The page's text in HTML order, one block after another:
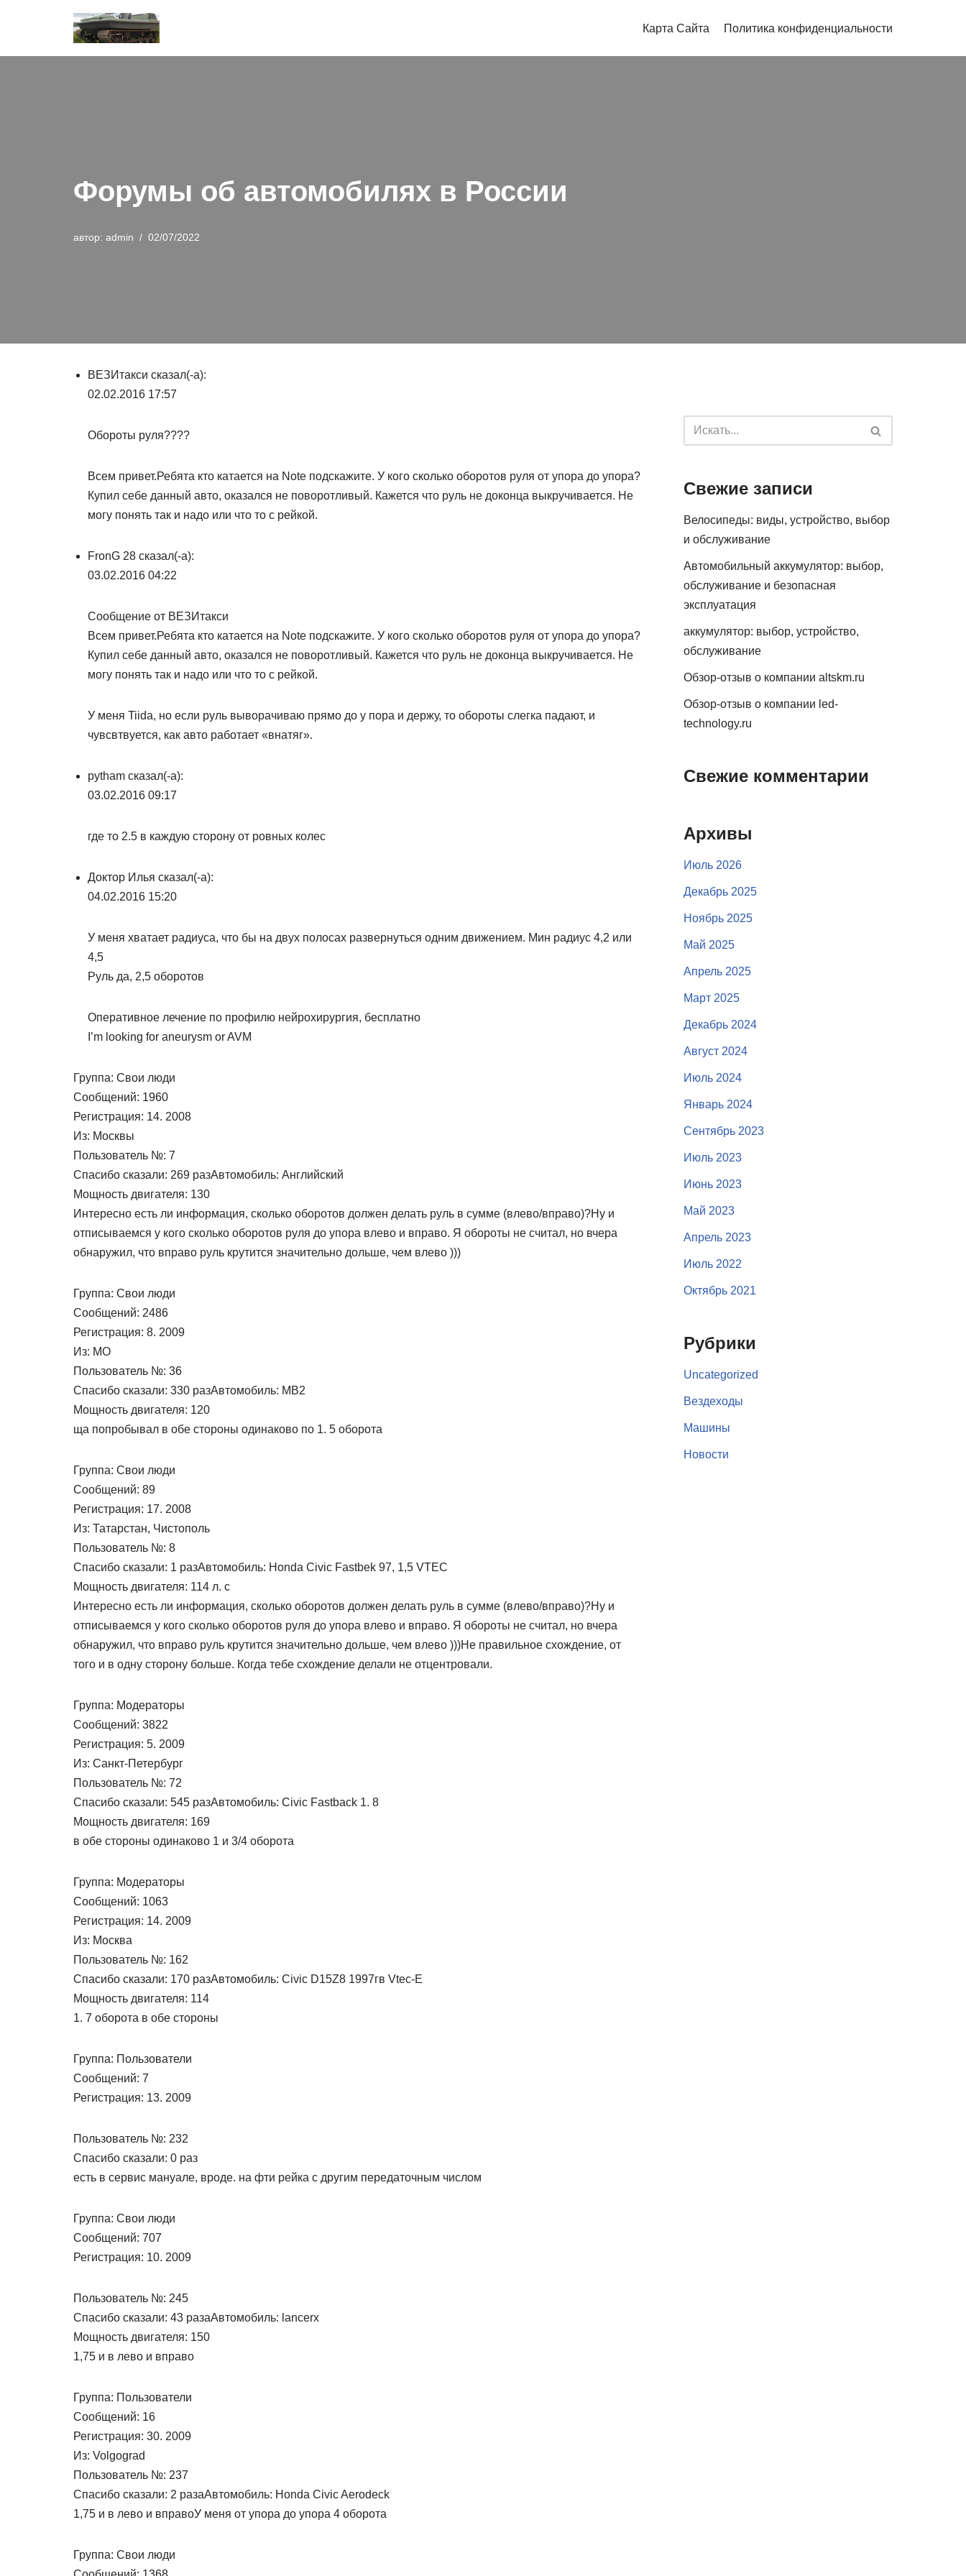
к
Карта Сайта Политика конфиденциальности
Форумы об автомобилях в России
автор: admin 02/07/2022
ВЕЗИтакси сказал(-а):
02.02.2016 17:57
Обороты руля????
Всем привет.Ребята кто катается на Note подскажите. У кого сколько оборотов руля от упора до упора?
Купил себе данный авто, оказался не поворотливый. Кажется что руль не доконца выкручивается. Не
могу понять так и надо или что то с рейкой.
FronG 28 сказал(-а):
03.02.2016 04:22
Сообщение от ВЕЗИтакси
Всем привет.Ребята кто катается на Note подскажите. У кого сколько оборотов руля от упора до упора?
Купил себе данный авто, оказался не поворотливый. Кажется что руль не доконца выкручивается. Не
могу понять так и надо или что то с рейкой.
У меня Tiida, но если руль выворачиваю прямо до у пора и держу, то обороты слегка падают, и
чувсвтвуется, как авто работает «внатяг».
pytham сказал(-а):
03.02.2016 09:17
где то 2.5 в каждую сторону от ровных колес
Доктор Илья сказал(-а):
04.02.2016 15:20
У меня хватает радиуса, что бы на двух полосах развернуться одним движением. Мин радиус 4,2 или
4,5
Руль да, 2,5 оборотов
Оперативное лечение по профилю нейрохирургия, бесплатно
I’m looking for aneurysm or AVM
Группа: Свои люди
Сообщений: 1960
Регистрация: 14. 2008
Из: Москвы
Пользователь №: 7
Спасибо сказали: 269 разАвтомобиль: Английский
Мощность двигателя: 130
Интересно есть ли информация, сколько оборотов должен делать руль в сумме (влево/вправо)?Ну и
отписываемся у кого сколько оборотов руля до упора влево и вправо. Я обороты не считал, но вчера
обнаружил, что вправо руль крутится значительно дольше, чем влево )))
Группа: Свои люди
Сообщений: 2486
Регистрация: 8. 2009
Из: МО
Пользователь №: 36
Спасибо сказали: 330 разАвтомобиль: МВ2
Мощность двигателя: 120
ща попробывал в обе стороны одинаково по 1. 5 оборота
Группа: Свои люди
Сообщений: 89
Регистрация: 17. 2008
Из: Татарстан, Чистополь
Пользователь №: 8
Спасибо сказали: 1 разАвтомобиль: Honda Civic Fastbek 97, 1,5 VTEC
Мощность двигателя: 114 л. с
Интересно есть ли информация, сколько оборотов должен делать руль в сумме (влево/вправо)?Ну и
отписываемся у кого сколько оборотов руля до упора влево и вправо. Я обороты не считал, но вчера
обнаружил, что вправо руль крутится значительно дольше, чем влево )))Не правильное схождение, от
того и в одну сторону больше. Когда тебе схождение делали не отцентровали.
Группа: Модераторы
Сообщений: 3822
Регистрация: 5. 2009
Из: Санкт-Петербург
Пользователь №: 72
Спасибо сказали: 545 разАвтомобиль: Civic Fastback 1. 8
Мощность двигателя: 169
в обе стороны одинаково 1 и 3/4 оборота
Группа: Модераторы
Сообщений: 1063
Регистрация: 14. 2009
Из: Москва
Пользователь №: 162
Спасибо сказали: 170 разАвтомобиль: Civic D15Z8 1997гв Vtec-E
Мощность двигателя: 114
1. 7 оборота в обе стороны
Группа: Пользователи
Сообщений: 7
Регистрация: 13. 2009
Пользователь №: 232
Спасибо сказали: 0 раз
есть в сервис мануале, вроде. на фти рейка с другим передаточным числом
Группа: Свои люди
Сообщений: 707
Регистрация: 10. 2009
Пользователь №: 245
Спасибо сказали: 43 разаАвтомобиль: lancerx
Мощность двигателя: 150
1,75 и в лево и вправо
Группа: Пользователи
Сообщений: 16
Регистрация: 30. 2009
Из: Volgograd
Пользователь №: 237
Спасибо сказали: 2 разаАвтомобиль: Honda Civic Aerodeck
1,75 и в лево и вправоУ меня от упора до упора 4 оборота
Группа: Свои люди
Свежие записи
Велосипеды: виды, устройство, выбор
и обслуживание
Автомобильный аккумулятор: выбор,
обслуживание и безопасная
эксплуатация
аккумулятор: выбор, устройство,
обслуживание
Обзор-отзыв о компании altskm.ru
Обзор-отзыв о компании led-
technology.ru
Свежие комментарии
Архивы
Июль 2026
Декабрь 2025
Ноябрь 2025
Май 2025
Апрель 2025
Март 2025
Декабрь 2024
Август 2024
Июль 2024
Январь 2024
Сентябрь 2023
Июль 2023
Июнь 2023
Май 2023
Апрель 2023
Июль 2022
Октябрь 2021
Рубрики
Uncategorized
Вездеходы
Машины
Новости